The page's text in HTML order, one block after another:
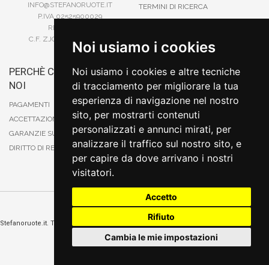
Noi usiamo i cookies
Noi usiamo i cookies e altre tecniche
di tracciamento per migliorare la tua
esperienza di navigazione nel nostro
sito, per mostrarti contenuti
personalizzati e annunci mirati, per
analizzare il traffico sul nostro sito, e
per capire da dove arrivano i nostri
visitatori.
Accetto
Rifiuto
Cambia le mie impostazioni
INFO@STEFANORUOTE.IT
P.IVA 02525900029
REA BI193453
C.F. ZJOSFN73H14A859X
TERMINI DI RICERCA
PERCHÈ COMPRARE DA
NOI
PAGAMENTI
ACCETTAZIONE DEGLI ORDINI
GARANZIE SUI PRODOTTI
DIRITTO DI RECESSO
BONIFICO
CARTA DI CREDITO
PAYPAL
CONTRASSEGNO
POSTEPAY
Cambia preferenze sui cookie
Stefanoruote.it. Tutti i diritti riservati. E' vietata la riproduzione anche parziali. Prezzi e
promozioni validi salvo errori o omissioni
Thomas Schiavello - Sviluppatore Software Biella